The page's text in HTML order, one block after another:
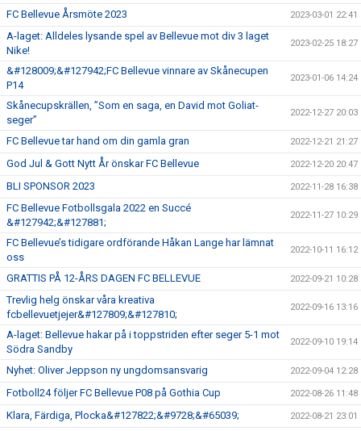
FC Bellevue Årsmöte 2023 2023-03-01 22:41
A-laget: Alldeles lysande spel av Bellevue mot div 3 laget
Nike!
2023-02-25 18:27
&#128009;&#127942;FC Bellevue vinnare av Skånecupen
P14
2023-01-06 14:24
Skånecupskrällen, ”Som en saga, en David mot Goliat-
seger”
2022-12-27 20:03
FC Bellevue tar hand om din gamla gran 2022-12-21 21:27
God Jul & Gott Nytt År önskar FC Bellevue 2022-12-20 20:47
BLI SPONSOR 2023 2022-11-28 16:38
FC Bellevue Fotbollsgala 2022 en Succé
&#127942;&#127881;
2022-11-27 10:29
FC Bellevue’s tidigare ordförande Håkan Lange har lämnat
oss
2022-10-11 16:12
GRATTIS PÅ 12-ÅRS DAGEN FC BELLEVUE 2022-09-21 10:28
Trevlig helg önskar våra kreativa
fcbellevuetjejer&#127809;&#127810;
2022-09-16 13:16
A-laget: Bellevue hakar på i toppstriden efter seger 5-1 mot
Södra Sandby
2022-09-10 19:14
Nyhet: Oliver Jeppson ny ungdomsansvarig 2022-09-04 12:28
Fotboll24 följer FC Bellevue P08 på Gothia Cup 2022-08-26 11:48
Klara, Färdiga, Plocka&#127822;&#9728;&#65039; 2022-08-21 23:01